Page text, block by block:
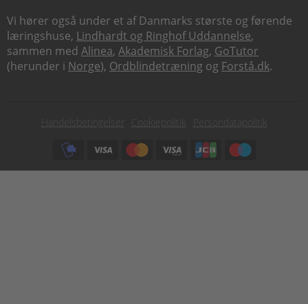
Vi hører også under et af Danmarks største og førende
læringshuse, Lindhardt og Ringhof Uddannelse,
sammen med Alinea, Akademisk Forlag, GoTutor
(herunder i Norge), Ordblindetræning og Forstå.dk.
Subfooter
Handelsbetingelser Cookiepolitik
Persondatapolitik
Subfooter
payment
options